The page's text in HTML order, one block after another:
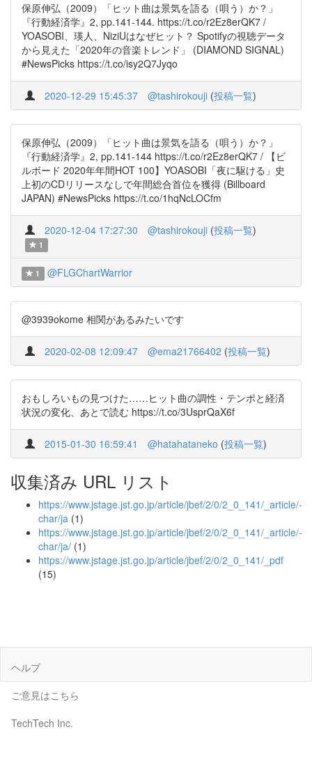
保原伸弘（2009）「ヒット曲は景気を語る（唄う）か？」
『行動経済学』2, pp.141-144. https://t.co/r2Ez8erQK7 /
YOASOBI、瑛人、NiziUはなぜヒット？ Spotifyの視聴データ
から見えた「2020年の音楽トレンド」 (DIAMOND SIGNAL)
#NewsPicks https://t.co/isy2Q7Jyqo
2020-12-29 15:45:37 @tashirokouji (投稿一覧)
保原伸弘（2009）「ヒット曲は景気を語る（唄う）か？」
『行動経済学』2, pp.141-144 https://t.co/r2Ez8erQK7 / 【ビ
ルボード 2020年年間HOT 100】YOASOBI「夜に駆ける」史
上初のCDリリースなしで年間総合首位を獲得 (Billboard
JAPAN) #NewsPicks https://t.co/1hqNcLOCfm
2020-12-04 17:27:30 @tashirokouji (投稿一覧)
1
1 @FLGChartWarrior
@3939okome 相関があるみたいです
2020-02-08 12:09:47 @ema21766402 (投稿一覧)
おもしろいもの見つけた……ヒット曲の調性・テンポと経済
状況の変化、あとで読む https://t.co/3UsprQaX6f
2015-01-30 16:59:41 @hatahataneko (投稿一覧)
収集済み URL リスト
https://www.jstage.jst.go.jp/article/jbef/2/0/2_0_141/_article/-
char/ja (1)
https://www.jstage.jst.go.jp/article/jbef/2/0/2_0_141/_article/-
char/ja/ (1)
https://www.jstage.jst.go.jp/article/jbef/2/0/2_0_141/_pdf
(15)
ヘルプ
ご意見はこちら
TechTech Inc.